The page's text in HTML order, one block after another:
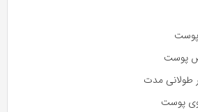
مدت